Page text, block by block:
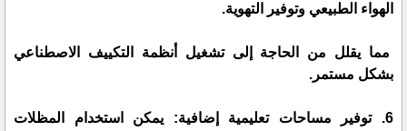
الهواء الطبيعي وتوفير التهوية.
مما يقلل من الحاجة إلى تشغيل أنظمة التكييف الاصطناعي
بشكل مستمر.
6. توفير مساحات تعليمية إضافية: يمكن استخدام المظلات